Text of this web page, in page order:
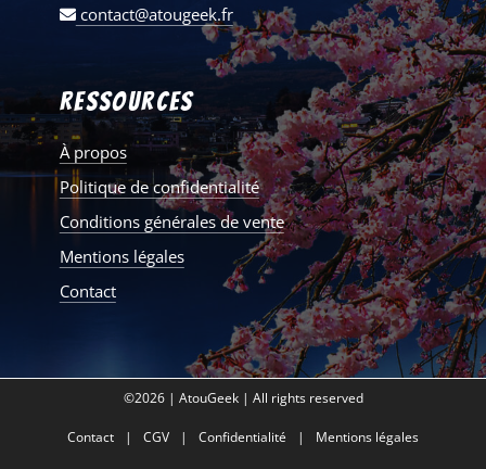
contact@atougeek.fr
Ressources
À propos
Politique de confidentialité
Conditions générales de vente
Mentions légales
Contact
©2026 | AtouGeek | All rights reserved
Contact CGV Confidentialité Mentions légales